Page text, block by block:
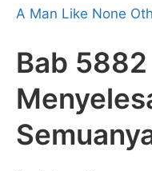
A Man Like None
Bab